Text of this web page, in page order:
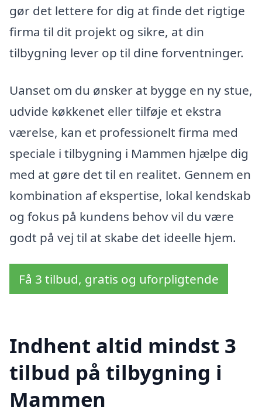
gør det lettere for dig at finde det rigtige
firma til dit projekt og sikre, at din
tilbygning lever op til dine forventninger.
Uanset om du ønsker at bygge en ny stue,
udvide køkkenet eller tilføje et ekstra
værelse, kan et professionelt firma med
speciale i tilbygning i Mammen hjælpe dig
med at gøre det til en realitet. Gennem en
kombination af ekspertise, lokal kendskab
og fokus på kundens behov vil du være
godt på vej til at skabe det ideelle hjem.
Få 3 tilbud, gratis og uforpligtende
Indhent altid mindst 3
tilbud på tilbygning i
Mammen